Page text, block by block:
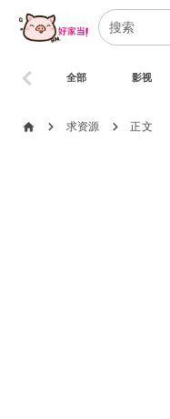
全部 影视
chevron_left
home chevron_right 求资源 chevron_right 正文